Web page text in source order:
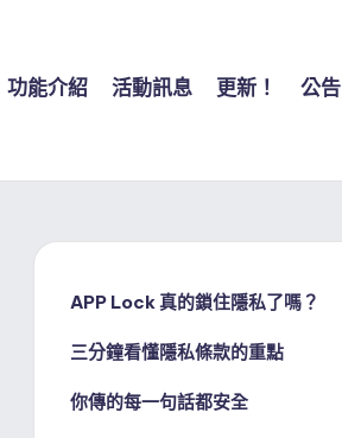
功能介紹 活動訊息 更新！ 公告
APP Lock 真的鎖住隱私了嗎？
三分鐘看懂隱私條款的重點
你傳的每一句話都安全